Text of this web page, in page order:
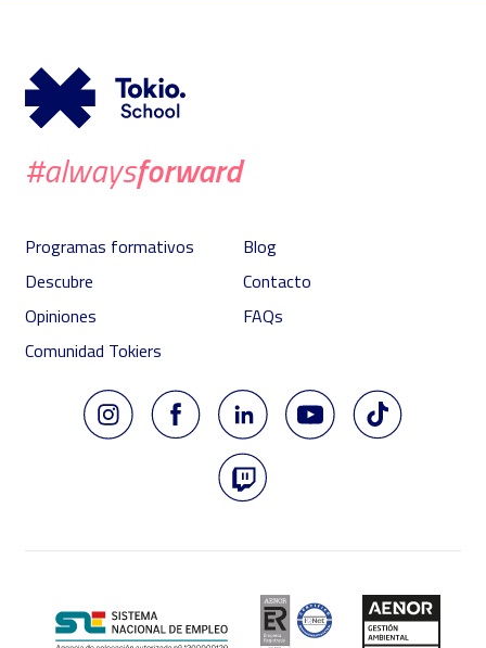
#alwaysforward
Programas formativos
Descubre
Opiniones
Comunidad Tokiers
Blog
Contacto
FAQs